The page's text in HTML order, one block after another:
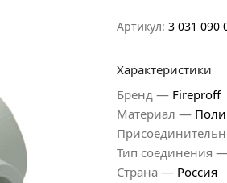
Артикул: 3 031 090
Характеристики
Бренд — Fireproff
Материал —
Тип соединения
Страна — Россия